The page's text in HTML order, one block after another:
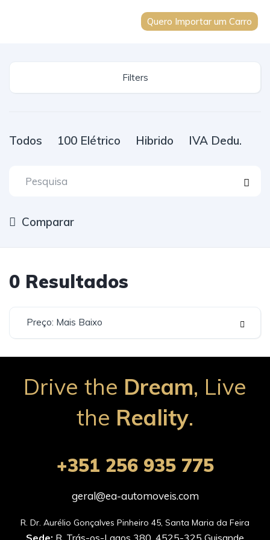
Quero Importar um Carro
Filters
Todos 100 Elétrico Hibrido IVA Dedu.
Comparar
0 Resultados
Preço: Mais Baixo
Drive the Dream, Live
the Reality.
+351 256 935 775
geral@ea-automoveis.com